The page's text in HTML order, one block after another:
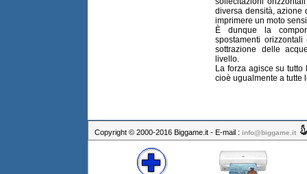
diversa densità, azione
imprimere un moto
È dunque la
spostamenti
sottrazione delle
livello.
La forza agisce su
cioè ugualmente a tutte
Copyright © 2000-2016 Biggame.it - E-mail : info@biggame.it